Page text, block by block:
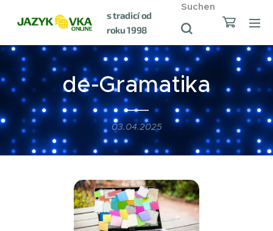
s tradicí od
roku 1998
Suchen
de-Gramatika
03.04.2025